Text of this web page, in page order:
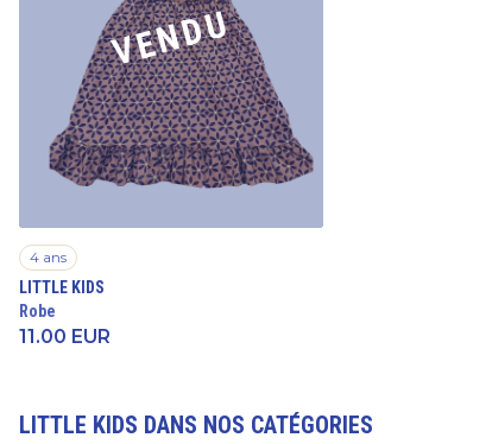
VENDU
4 ans
LITTLE KIDS
Robe
11.00 EUR
LITTLE KIDS DANS NOS CATÉGORIES